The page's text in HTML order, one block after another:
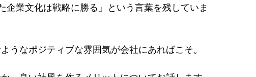
業文化は戦略に勝る」という言葉を残していま
うなポジティブな雰囲気が会社にあればこそ。